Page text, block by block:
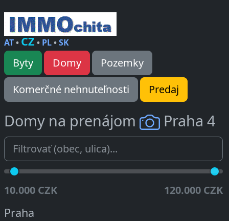
AT• CZ • PL•SK
Byty Domy
Pozemky
Komerčné nehnuteľnosti
Predaj
Domy na prenájom Praha 4
10.000 CZK 120.000 CZK
Praha